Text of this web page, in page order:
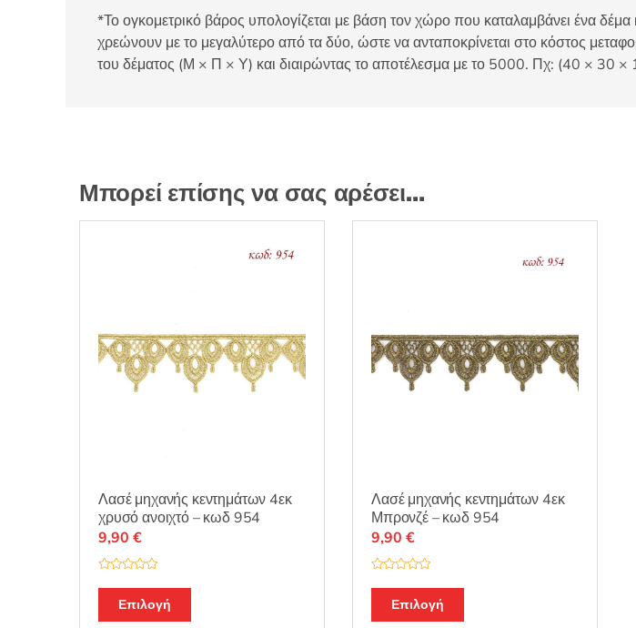
*Το ογκομετρικό βάρος υπολογίζεται με βάση τον χώρο που καταλαμβάνει ένα δέμα
χρεώνουν με το μεγαλύτερο από τα δύο, ώστε να ανταποκρίνεται στο κόστος
του δέματος (Μ × Π × Υ) και διαιρώντας το αποτέλεσμα με το 5000. Πχ: (40 × 30 ×
Μπορεί επίσης να σας αρέσει…
Λασέ μηχανής κεντημάτων 4εκ
χρυσό ανοιχτό – κωδ 954
α
ο
9,90 €
Επιλογή
Λασέ μηχανής κεντημάτων 4εκ
Μπρονζέ – κωδ 954
α
ο
9,90 €
Επιλογή